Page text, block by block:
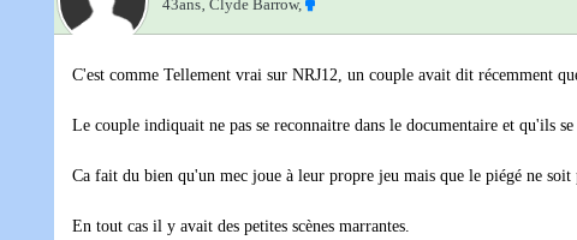
43ans‚ Clyde Barrow,
C'est comme Tellement vrai sur NRJ12, un couple avait dit récemment
Le couple indiquait ne pas se reconnaitre dans le documentaire et qu'ils
Ca fait du bien qu'un mec joue à leur propre jeu mais que le piégé ne
En tout cas il y avait des petites scènes marrantes.